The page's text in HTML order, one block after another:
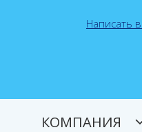
Написать
КОМПАНИЯ